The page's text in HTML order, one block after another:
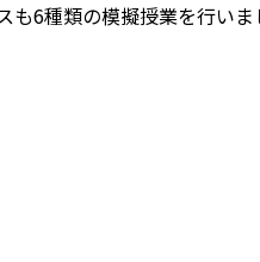
も6種類の模擬授業を行い